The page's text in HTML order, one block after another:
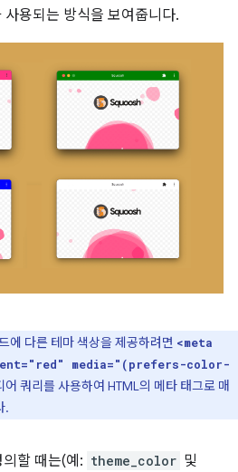
사용되는 방식을 보여줍니다.
에 다른 테마 색상을 제공하려면 <meta
media="(prefers-color-
어 쿼리를 사용하여 HTML의 메타 태그로 매
.
할 때는(예: theme_color 및